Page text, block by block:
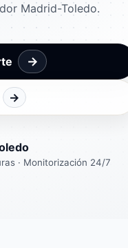
Madrid-Toledo.
→
→
· Monitorización 24/7